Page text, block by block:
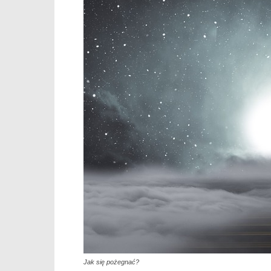
Jak się pożegnać?